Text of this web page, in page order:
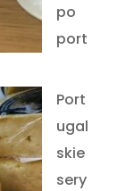
po
port
Port
ugal
skie
sery